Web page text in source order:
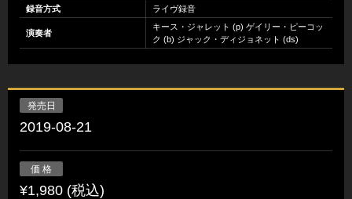
録音方式
ライヴ録音
演奏者
キース・ジャレット (p) ゲイリー・ピーコッ
ク (b) ジャック・ディジョネット (ds)
発売日
2019-08-21
価 格
¥1,980 (税込)